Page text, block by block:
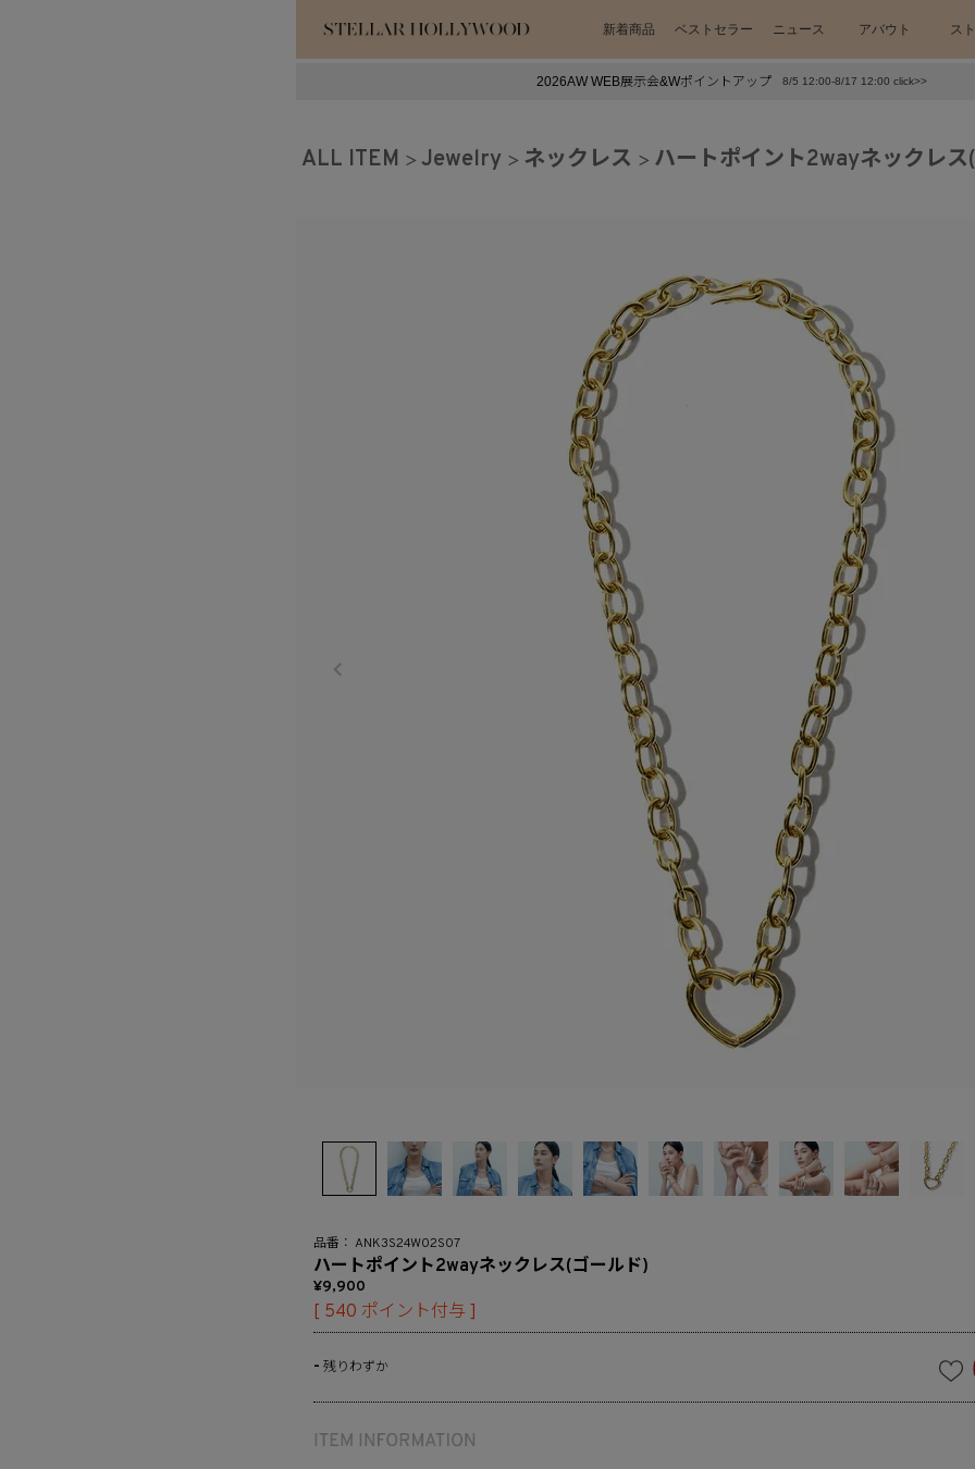
新着商品 ベストセラー ニュース アバウト ス
#スタッフイチ押し（通勤パールアクセ） ＃写真映えアクセ
2026AW WEB展示会&Wポイントアップ 8/5 12:00-8/17 12:00 click>>
ALL ITEM Jewelry ネックレス ハートポイント2wayネックレ
ANK3S24W02S07
ハートポイント2wayネックレス(ゴールド)
9,900
[ 540 ポイント付与 ]
- 残りわずか